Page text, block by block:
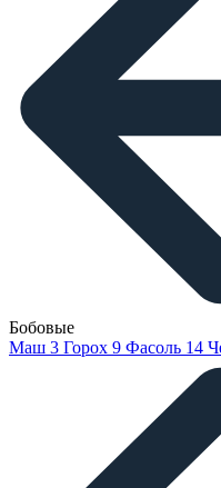
Бобовые
Маш 3 Горох 9 Фасоль 14